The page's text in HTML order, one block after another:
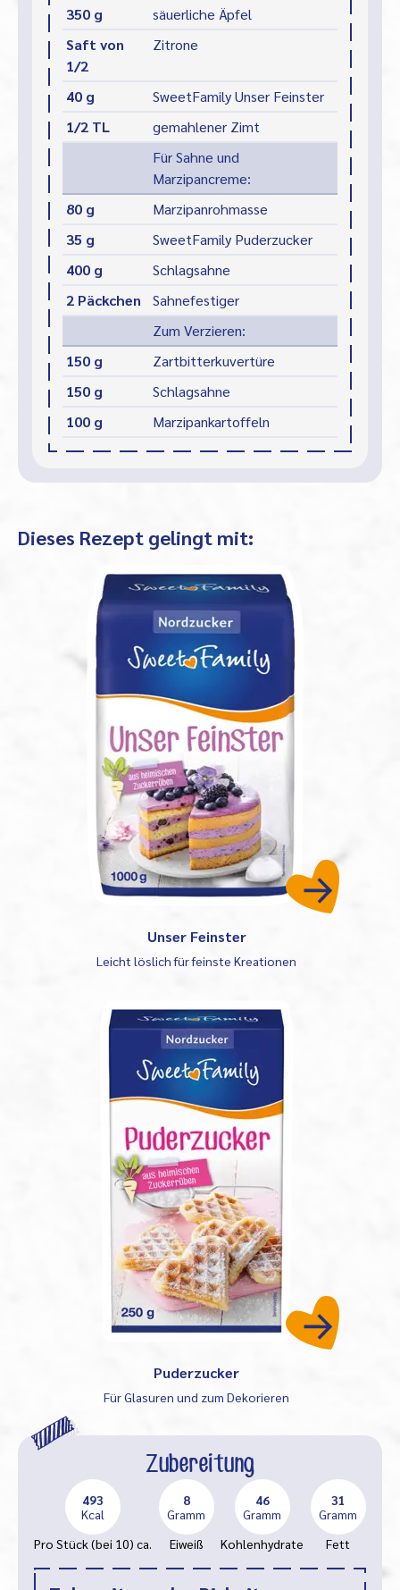
350 g
säuerliche Äpfel
Saft von
1/2
Zitrone
40 g
SweetFamily Unser Feinster
1/2 TL
gemahlener Zimt
Für Sahne und
Marzipancreme:
80 g
Marzipanrohmasse
35 g
SweetFamily Puderzucker
400 g
Schlagsahne
2 Päckchen
Sahnefestiger
Zum Verzieren:
150 g
Zartbitterkuvertüre
150 g
Schlagsahne
100 g
Marzipankartoffeln
Dieses Rezept gelingt mit:
Unser Feinster
Leicht löslich für feinste Kreationen
Puderzucker
Für Glasuren und zum Dekorieren
Zubereitung
493
Kcal
Pro Stück (bei 10) ca.
8
Gramm
Eiweiß
46
Gramm
Kohlenhydrate
31
Gramm
Fett